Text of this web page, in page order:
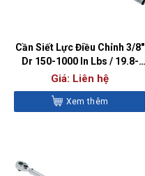
Cần Siết Lực Điều Chỉnh 3/8″
Dr 150-1000 In Lbs / 19.8-
110.2 Nm – CDI10002MRMH
Giá: Liên hệ
Xem thêm